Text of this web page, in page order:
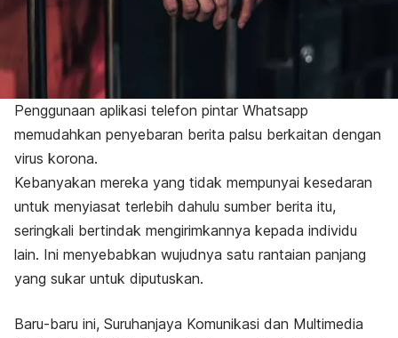
Penggunaan aplikasi telefon pintar Whatsapp
memudahkan penyebaran berita palsu berkaitan dengan
virus korona.
Kebanyakan mereka yang tidak mempunyai kesedaran
untuk menyiasat terlebih dahulu sumber berita itu,
seringkali bertindak mengirimkannya kepada individu
lain. Ini menyebabkan wujudnya satu rantaian panjang
yang sukar untuk diputuskan.
Baru-baru ini, Suruhanjaya Komunikasi dan Multimedia